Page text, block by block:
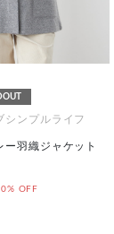
シンプルライフ
ー羽織ジャケット
OFF